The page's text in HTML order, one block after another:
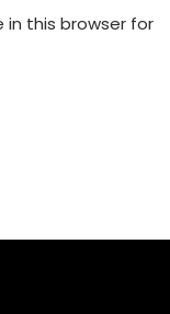
in this browser for